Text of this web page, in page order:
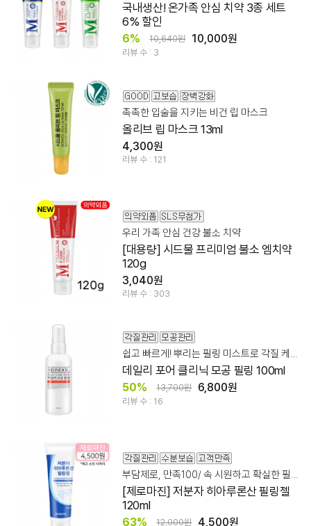
국내생산! 온가족 안심 치약 3종 세트
6% 할인
6% 10,640원 10,000원
리뷰 수 : 3
촉촉한 입술을 지키는 비건 립 마스크
올리브 립 마스크 13ml
4,300원
리뷰 수 : 121
우리 가족 안심 건강 불소 치약
[대용량] 시드물 프리미엄 불소 엠치약
120g
3,040원
리뷰 수 : 303
쉽고 빠르게! 뿌리는 필링 미스트로 각질 케어!
데일리 포어 클리닉 모공 필링 100ml
50% 13,700원 6,800원
리뷰 수 : 16
[제로마진] 저분자 히아루론산 필링젤
120ml
63% 12,000원 4,500원